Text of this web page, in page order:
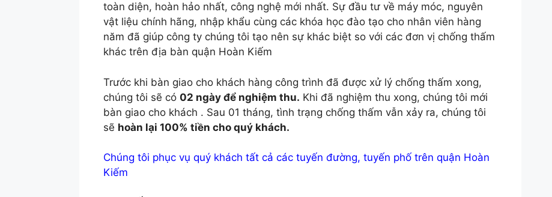
toàn diện, hoàn hảo nhất, công nghệ mới nhất. Sự đầu tư về máy móc, nguyên
vật liệu chính hãng, nhập khẩu cùng các khóa học đào tạo cho nhân viên hàng
năm đã giúp công ty chúng tôi tạo nên sự khác biệt so với các đơn vị chống thấm
khác trên địa bàn quận Hoàn Kiếm
Trước khi bàn giao cho khách hàng công trình đã được xử lý chống thấm xong,
chúng tôi sẽ có 02 ngày để nghiệm thu. Khi đã nghiệm thu xong, chúng tôi mới
bàn giao cho khách . Sau 01 tháng, tình trạng chống thấm vẫn xảy ra, chúng tôi
sẽ hoàn lại 100% tiền cho quý khách.
Chúng tôi phục vụ quý khách tất cả các tuyến đường, tuyến phố trên quận Hoàn
Kiếm